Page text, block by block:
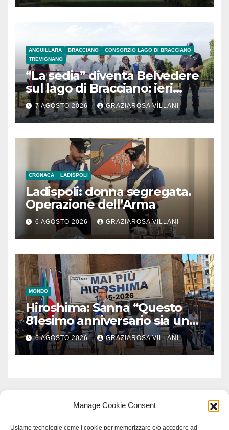
Manage Cookie Consent
Usiamo tecnologie come i cookie per memorizzare e/o accedere ad
ANGUILLARA BRACCIANO
CONSORZIO LAGO DI BRACCIANO
TREVIGNANO
“La sedia” diventa Belvedere
sul lago di Bracciano: ieri
l’inaugurazione
7 AGOSTO 2026 GRAZIAROSA VILLANI
CRONACA LADISPOLI
Ladispoli: donna segregata.
Operazione dell’Arma
6 AGOSTO 2026 GRAZIAROSA VILLANI
MONDO
Hiroshima: Sanna “Questo
81esimo anniversario sia un
monito per tutti”
6 AGOSTO 2026 GRAZIAROSA VILLANI